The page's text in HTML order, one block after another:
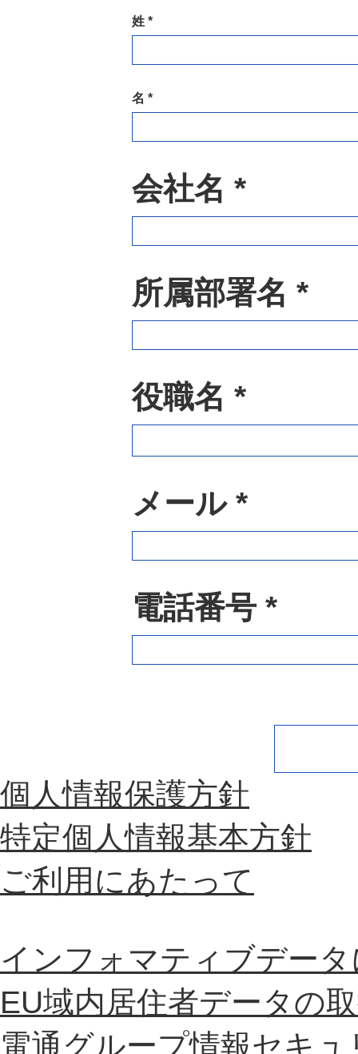
姓 *
名 *
会社名 *
所属部署名 *
役職名 *
メール *
電話番号 *
個人情報保護方針
特定個人情報基本方針
ご利用にあたって
インフォマティブデー
EU域内居住者データの
電通グループ情報セキ